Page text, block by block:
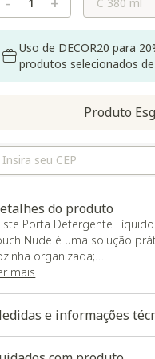
Uso de DECOR20 para
produtos selecionados
Produto
do produto
Porta Detergente
Nude é uma solução
organizada;
em cerâmica e
capacidade de 380ml,
para ajudar a
e eficiente.
mais
e informações